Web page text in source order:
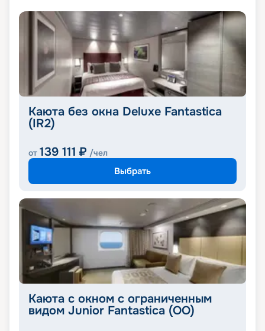
Каюта без окна Deluxe Fantastica
(IR2)
от 139 111 ₽ /чел
Выбрать
Каюта с окном с ограниченным
видом Junior Fantastica (OO)